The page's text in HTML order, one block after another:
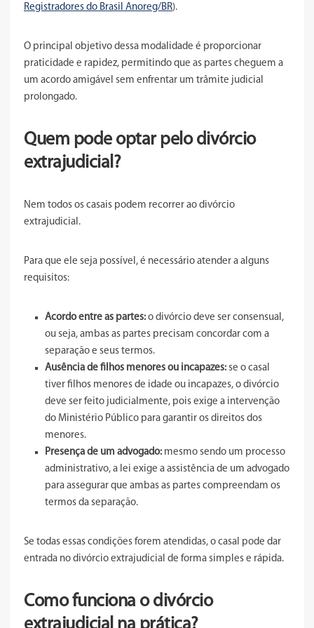
Registradores do Brasil Anoreg/BR).
O principal objetivo dessa modalidade é proporcionar
praticidade e rapidez, permitindo que as partes cheguem a
um acordo amigável sem enfrentar um trâmite judicial
prolongado.
Quem pode optar pelo divórcio
extrajudicial?
Nem todos os casais podem recorrer ao divórcio
extrajudicial.
Para que ele seja possível, é necessário atender a alguns
requisitos:
Acordo entre as partes: o divórcio deve ser consensual,
ou seja, ambas as partes precisam concordar com a
separação e seus termos.
Ausência de filhos menores ou incapazes: se o casal
tiver filhos menores de idade ou incapazes, o divórcio
deve ser feito judicialmente, pois exige a intervenção
do Ministério Público para garantir os direitos dos
menores.
Presença de um advogado: mesmo sendo um processo
administrativo, a lei exige a assistência de um advogado
para assegurar que ambas as partes compreendam os
termos da separação.
Se todas essas condições forem atendidas, o casal pode dar
entrada no divórcio extrajudicial de forma simples e rápida.
Como funciona o divórcio